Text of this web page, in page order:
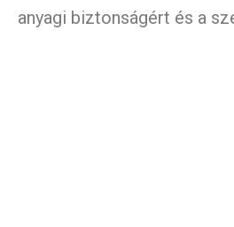
anyagi biztonságért és a